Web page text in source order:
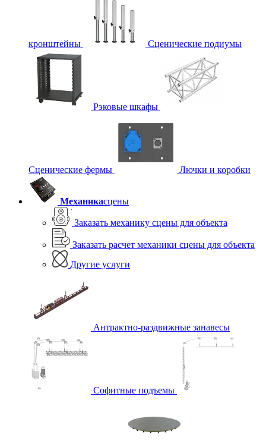
кронштейны Сценические подиумы
Рэковые шкафы
Сценические фермы Лючки и коробки
Механикасцены
Заказать механику сцены для объекта
Заказать расчет механики сцены для объекта
Другие услуги
Антрактно-раздвижные занавесы
Софитные подъемы